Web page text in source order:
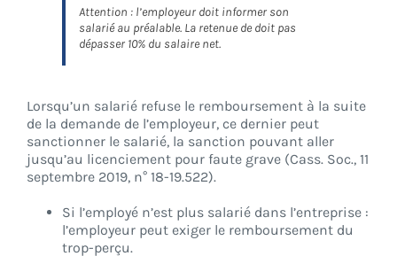
Attention : l’employeur doit informer son
salarié au préalable. La retenue de doit pas
dépasser 10% du salaire net.
Lorsqu’un salarié refuse le remboursement à la suite
de la demande de l’employeur, ce dernier peut
sanctionner le salarié, la sanction pouvant aller
jusqu’au licenciement pour faute grave (Cass. Soc., 11
septembre 2019, n° 18-19.522).
Si l’employé n’est plus salarié dans l’entreprise :
l’employeur peut exiger le remboursement du
trop-perçu.